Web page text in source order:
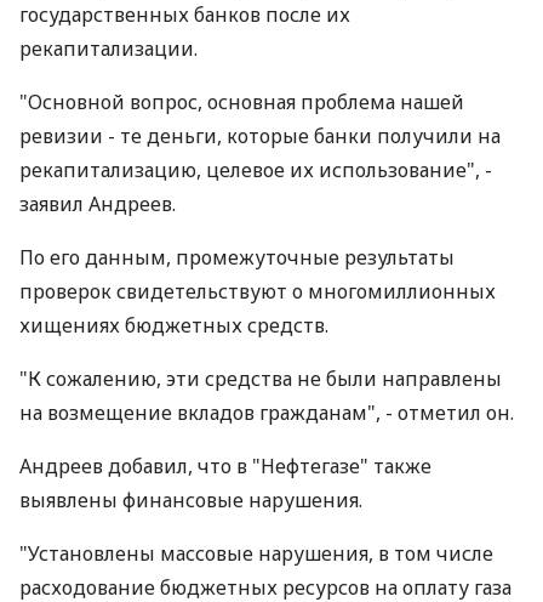
государственных банков после их
рекапитализации.
"Основной вопрос, основная проблема нашей
ревизии - те деньги, которые банки получили на
рекапитализацию, целевое их использование", -
заявил Андреев.
По его данным, промежуточные результаты
проверок свидетельствуют о многомиллионных
хищениях бюджетных средств.
"К сожалению, эти средства не были направлены
на возмещение вкладов гражданам", - отметил он.
Андреев добавил, что в "Нефтегазе" также
выявлены финансовые нарушения.
"Установлены массовые нарушения, в том числе
расходование бюджетных ресурсов на оплату газа